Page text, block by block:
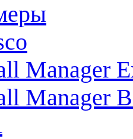
Manager
Manager